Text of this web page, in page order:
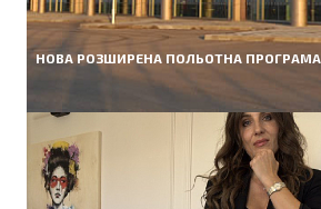
НОВА РОЗШИРЕНА ПОЛЬОТНА ПРОГРАМА